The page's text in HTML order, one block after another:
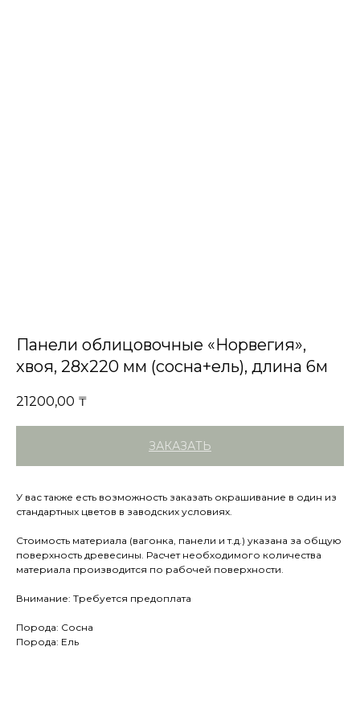
Панели облицовочные «Норвегия»,
хвоя, 28х220 мм (сосна+ель), длина 6м
21200,00 ₸
ЗАКАЗАТЬ
У вас также есть возможность заказать окрашивание в один из
стандартных цветов в заводских условиях.
Стоимость материала (вагонка, панели и т.д.) указана за общую
поверхность древесины. Расчет необходимого количества
материала производится по рабочей поверхности.
Внимание: Требуется предоплата
Порода: Сосна
Порода: Ель